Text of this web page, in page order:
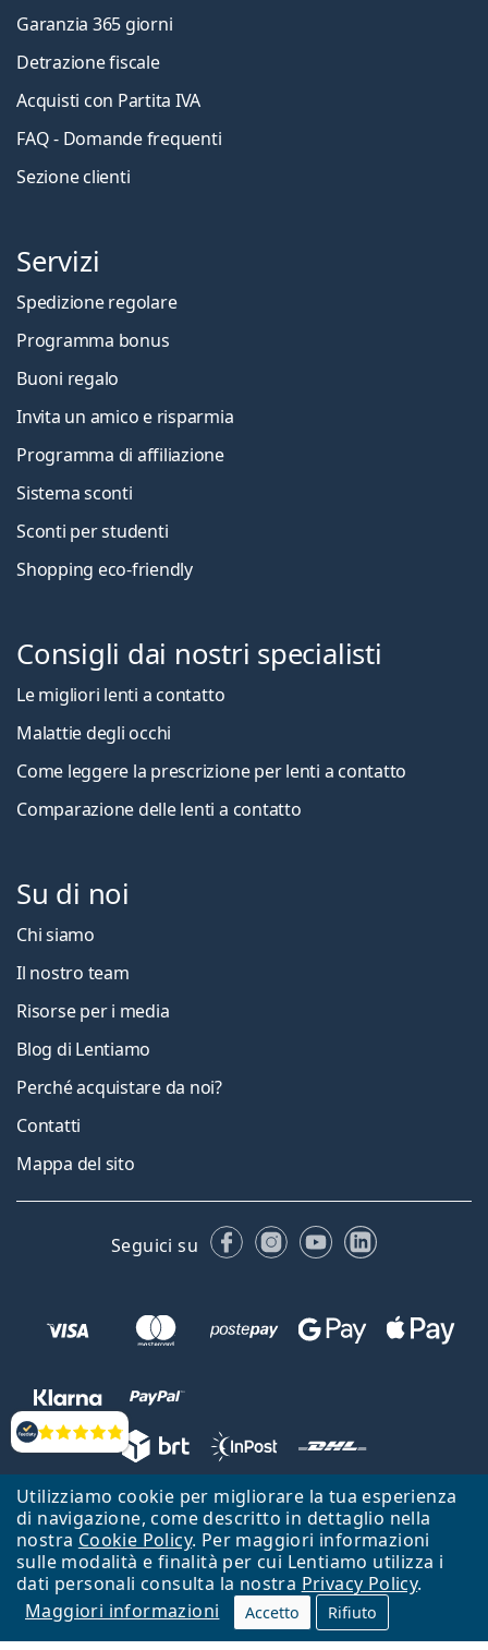
Utilizziamo cookie per migliorare la tua esperienza
di navigazione, come descritto in dettaglio nella
nostra Cookie Policy. Per maggiori informazioni
sulle modalità e finalità per cui Lentiamo utilizza i
dati personali consulta la nostra Privacy Policy.
Maggiori informazioni
Accetto Rifiuto
Valutazione
Garanzia 365 giorni
Detrazione fiscale
Acquisti con Partita IVA
FAQ - Domande frequenti
Sezione clienti
Servizi
Spedizione regolare
Programma bonus
Buoni regalo
Invita un amico e risparmia
Programma di affiliazione
Sistema sconti
Sconti per studenti
Shopping eco-friendly
Consigli dai nostri specialisti
Le migliori lenti a contatto
Malattie degli occhi
Come leggere la prescrizione per lenti a contatto
Comparazione delle lenti a contatto
Su di noi
Chi siamo
Il nostro team
Risorse per i media
Blog di Lentiamo
Perché acquistare da noi?
Contatti
Mappa del sito
Seguici su FacebookInstagram
YouTubeLinkedIn
Lentiamo s.r.o., Vídeňská 12, 37833 Nová Bystřice, Repubblica Ceca.
Partita IVA: CZ26104784
Torna alla Home Page
Vai all'inizio
Il sito Lentiamo.it è proprietà di Lentiamo s.r.o., che ne detiene la
Online - per te - da 18 anni!